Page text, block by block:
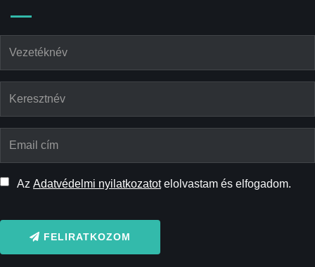
Az Adatvédelmi nyilatkozatotelolvastam és elfogadom.
FELIRATKOZOM